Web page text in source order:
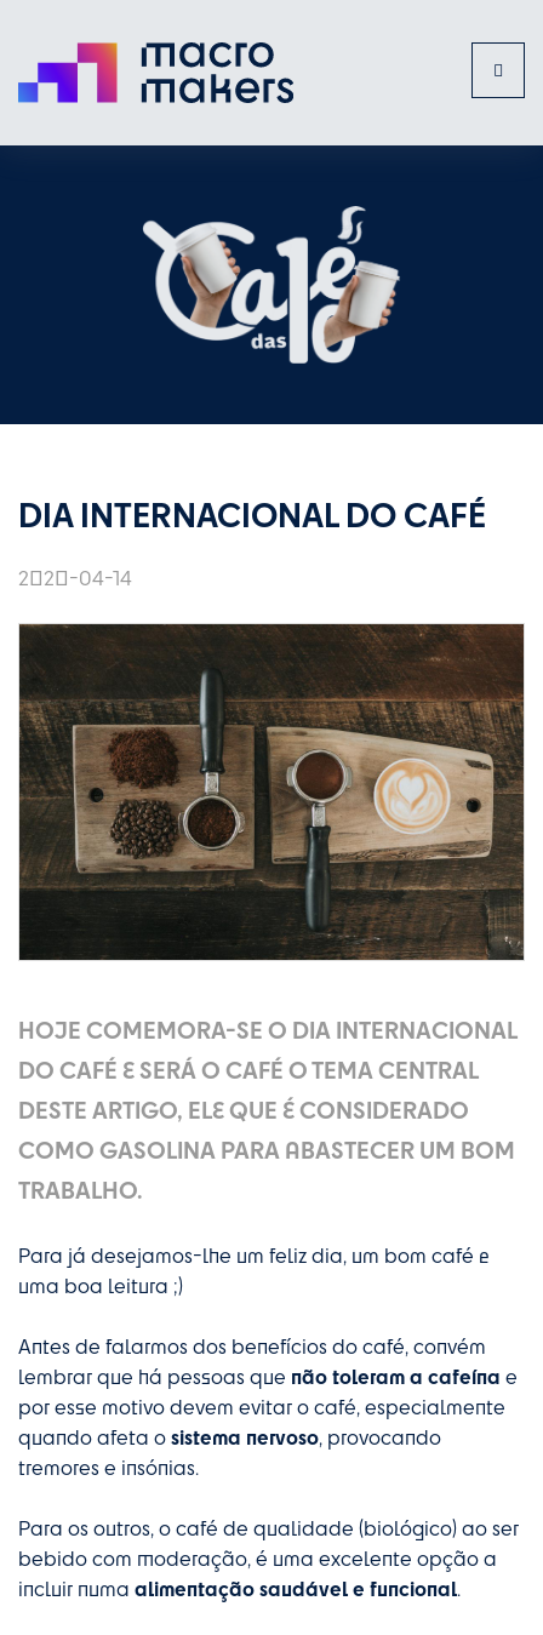
Toggle
DIA INTERNACIONAL DO CAFÉ
2020-04-14
HOJE COMEMORA-SE O DIA INTERNACIONAL
DO CAFÉ E SERÁ O CAFÉ O TEMA CENTRAL
DESTE ARTIGO, ELE QUE É CONSIDERADO
COMO GASOLINA PARA ABASTECER UM BOM
TRABALHO.
Para já desejamos-lhe um feliz dia, um bom café e
uma boa leitura ;)
Antes de falarmos dos benefícios do café, convém
lembrar que há pessoas que não toleram a cafeína e
por esse motivo devem evitar o café, especialmente
quando afeta osistema nervoso, provocando
tremores e insónias.
Para os outros, o café de qualidade (biológico) ao ser
bebido com moderação, é uma excelente opção a
incluir numa alimentação saudável e funcional.